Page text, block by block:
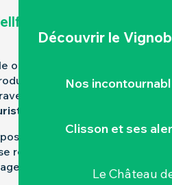
Découvrir le
Nos
Clisson et ses
Le Château
organisation de son
a souhaité aller
d’un
et culturel
aux visiteurs de
restaurer et de profiter
comme :